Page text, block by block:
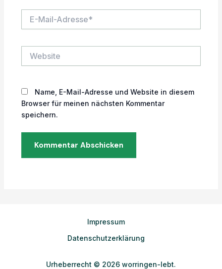
Mail-
Name, E-Mail-Adresse und Website in diesem
Browser für meinen nächsten Kommentar
speichern.
Impressum
Datenschutzerklärung
Urheberrecht © 2026 worringen-lebt.